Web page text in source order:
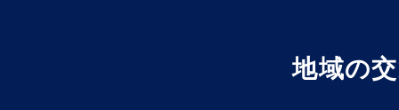
地域の